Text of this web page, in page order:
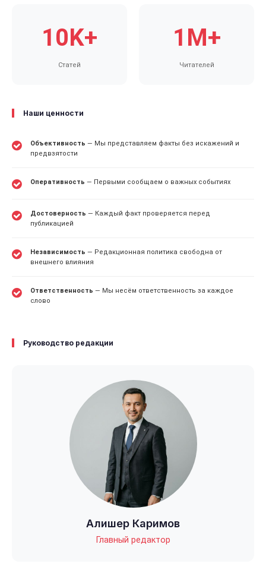
10K+
Статей
1M+
Читателей
Наши ценности
Объективность — Мы представляем факты без искажений и
предвзятости
Оперативность — Первыми сообщаем о важных событиях
Достоверность — Каждый факт проверяется перед
публикацией
Независимость — Редакционная политика свободна от
внешнего влияния
Ответственность — Мы несём ответственность за каждое
слово
Руководство редакции
Алишер Каримов
Главный редактор